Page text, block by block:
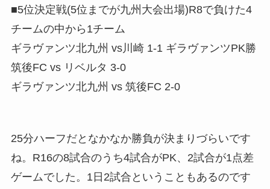
■5位決定戦(5位までが九州大会出場)R8で負けた4
チームの中から1チーム
ギラヴァンツ北九州 vs川崎 1-1 ギラヴァンツPK勝
筑後FC vs リベルタ 3-0
ギラヴァンツ北九州 vs 筑後FC 2-0
25分ハーフだとなかなか勝負が決まりづらいです
ね。R16の8試合のうち4試合がPK、2試合が1点差
ゲームでした。1日2試合ということもあるのです